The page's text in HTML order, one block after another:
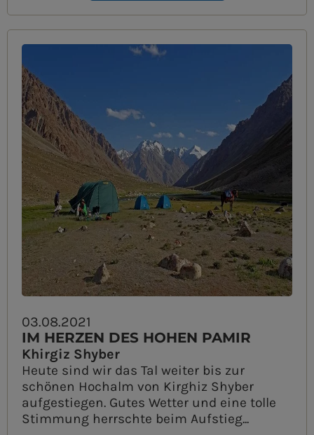
03.08.2021
IM HERZEN DES HOHEN PAMIR
Khirgiz Shyber
Heute sind wir das Tal weiter bis zur
schönen Hochalm von Kirghiz Shyber
aufgestiegen. Gutes Wetter und eine tolle
Stimmung herrschte beim Aufstieg...